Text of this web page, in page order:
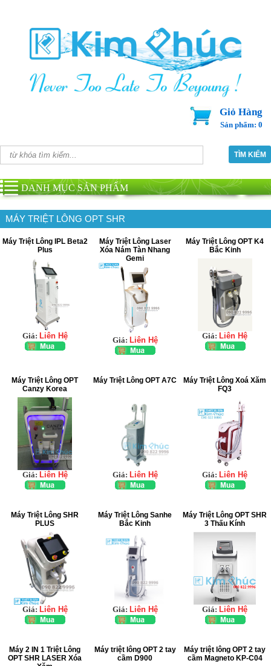
Giỏ Hàng
Sản phẩm: 0
DANH MỤC SẢN PHẨM
MÁY TRIỆT LÔNG OPT SHR
Máy Triệt Lông IPL Beta2
Plus
Giá: Liên Hệ
Máy Triệt Lông Laser
Xóa Nám Tàn Nhang
Gemi
Giá: Liên Hệ
Máy Triệt Lông OPT K4
Bắc Kinh
Giá: Liên Hệ
Máy Triệt Lông OPT
Canzy Korea
Giá: Liên Hệ
Máy Triệt Lông OPT A7C
Giá: Liên Hệ
Máy Triệt Lông Xoá Xăm
FQ3
Giá: Liên Hệ
Máy Triệt Lông SHR
PLUS
Giá: Liên Hệ
Máy Triệt Lông Sanhe
Bắc Kinh
Giá: Liên Hệ
Máy Triệt Lông OPT SHR
3 Thấu Kính
Giá: Liên Hệ
Máy 2 IN 1 Triệt Lông
OPT SHR LASER Xóa
Máy triệt lông OPT 2 tay
cầm D900
Máy triệt lông OPT 2 tay
cầm Magneto KP-C04